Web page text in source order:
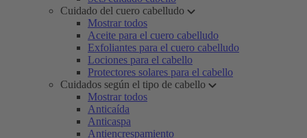
Cuidado del cuero cabelludo
Mostrar todos
Aceite para el cuero cabelludo
Exfoliantes para el cuero cabelludo
Lociones para el cabello
Protectores solares para el cabello
Cuidados según el tipo de cabello
Mostrar todos
Anticaída
Anticaspa
Antiencrespamiento